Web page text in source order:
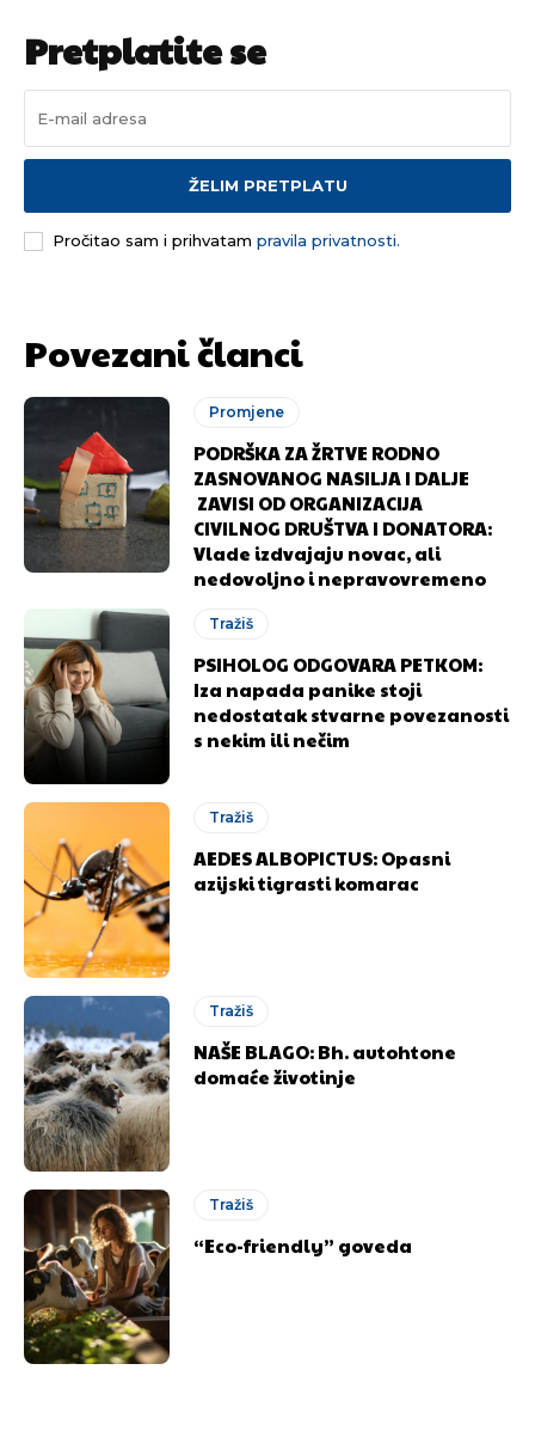
Pusti priču da živi!
[wpuf_form id=”7463”]
Pusti priču da živi!
[wpuf_form id=”7463”]
Pretplatite se
ŽELIM PRETPLATU
Pročitao sam i prihvatam pravila privatnosti.
Povezani članci
Promjene
PODRŠKA ZA ŽRTVE RODNO
ZASNOVANOG NASILJA I DALJE
ZAVISI OD ORGANIZACIJA
CIVILNOG DRUŠTVA I DONATORA:
Vlade izdvajaju novac, ali
nedovoljno i nepravovremeno
Tražiš
PSIHOLOG ODGOVARA PETKOM:
Iza napada panike stoji
nedostatak stvarne povezanosti
s nekim ili nečim
Tražiš
AEDES ALBOPICTUS: Opasni
azijski tigrasti komarac
Tražiš
NAŠE BLAGO: Bh. autohtone
domaće životinje
Tražiš
“Eco-friendly” goveda